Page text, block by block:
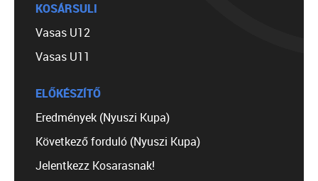
KOSÁRSULI
Vasas U12
Vasas U11
ELŐKÉSZÍTŐ
Eredmények (Nyuszi Kupa)
Következő forduló (Nyuszi Kupa)
Jelentkezz Kosarasnak!